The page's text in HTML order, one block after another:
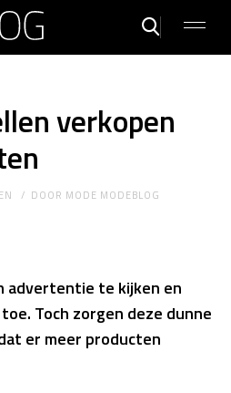
verkopen
DOOR MODE MODEBLOG
advertentie te kijken en
Toch zorgen deze dunne
er meer producten